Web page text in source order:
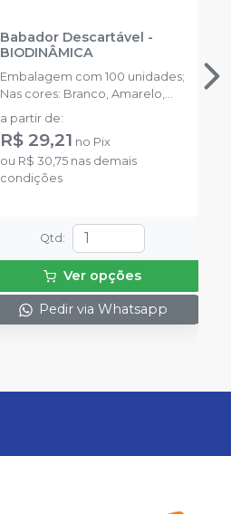
Babador Descartável -
BIODINÂMICA
Embalagem com 100 unidades;
Nas cores: Branco, Amarelo,
Azul, Rosa, Verde e Misto.
a partir de:
R$ 29,21 no Pix
ou R$ 30,75nas demais
condições
Qtd :
Ver opções
Pedir via Whatsapp